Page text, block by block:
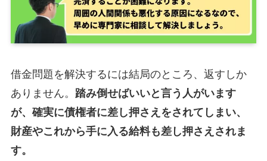
借金問題を解決するには結局のところ、返すしか
ありません。 踏み倒せばいいと言う人がいます
が、確実に債権者に差し押さえをされてしまい、
財産やこれから手に入る給料も差し押さえされま
す。